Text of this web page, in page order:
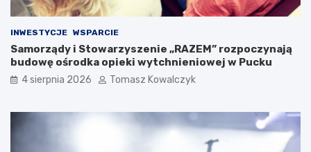
INWESTYCJE WSPARCIE
Samorządy i Stowarzyszenie „RAZEM” rozpoczynają
budowę ośrodka opieki wytchnieniowej w Pucku
4 sierpnia 2026 Tomasz Kowalczyk